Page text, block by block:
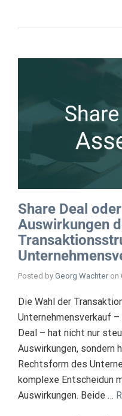
Share Deal
Auswirkungen
Posted by Georg Wachter on
Die Wahl der
Unternehmensverkauf
Deal – hat nicht nur
Auswirkungen, sondern
Rechtsform des
komplexe Entscheidun
Auswirkungen. Beide …